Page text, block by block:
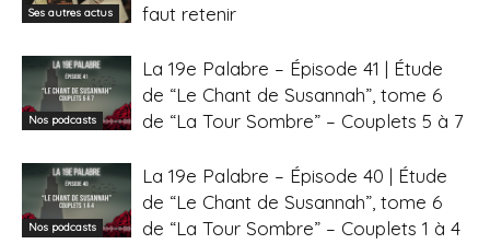
Ses autres actus
faut retenir
Nos podcasts
La 19e Palabre – Épisode 41 | Étude
de “Le Chant de Susannah”, tome 6
de “La Tour Sombre” – Couplets 5 à 7
Nos podcasts
La 19e Palabre – Épisode 40 | Étude
de “Le Chant de Susannah”, tome 6
de “La Tour Sombre” – Couplets 1 à 4